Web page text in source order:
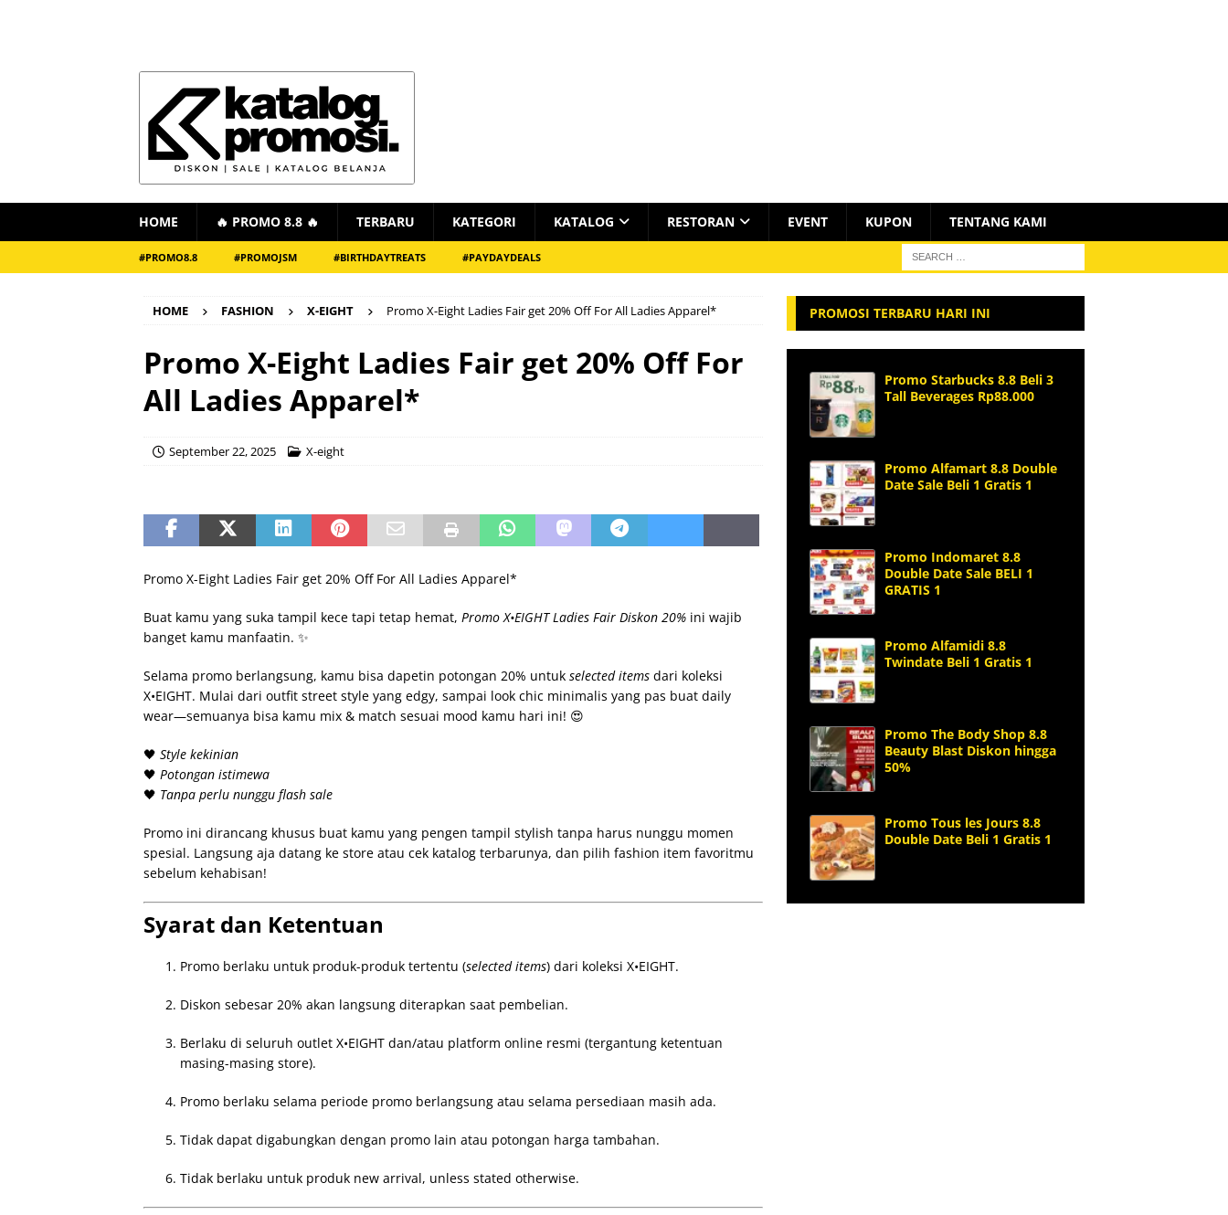
HOME 🔥 PROMO 8.8 🔥 TERBARU KATEGORI KATALOG RESTORAN EVENT KUPON TENTANG KAMI
#PROMO8.8 #PROMOJSM #BIRTHDAYTREATS #PAYDAYDEALS
HOME FASHION X-EIGHT Promo X-Eight Ladies Fair get 20% Off For All Ladies Apparel*
Promo X-Eight Ladies Fair get 20% Off For
All Ladies Apparel*
September 22, 2025 X-eight
Promo X-Eight Ladies Fair get 20% Off For All Ladies Apparel*
Buat kamu yang suka tampil kece tapi tetap hemat, Promo X•EIGHT Ladies Fair Diskon 20% ini wajib
banget kamu manfaatin. ✨
Selama promo berlangsung, kamu bisa dapetin potongan 20% untuk selected items dari koleksi
X•EIGHT. Mulai dari outfit street style yang edgy, sampai look chic minimalis yang pas buat daily
wear—semuanya bisa kamu mix & match sesuai mood kamu hari ini! 😍
🖤 Style kekinian
🖤 Potongan istimewa
🖤 Tanpa perlu nunggu flash sale
Promo ini dirancang khusus buat kamu yang pengen tampil stylish tanpa harus nunggu momen
spesial. Langsung aja datang ke store atau cek katalog terbarunya, dan pilih fashion item favoritmu
sebelum kehabisan!
Syarat dan Ketentuan
Promo berlaku untuk produk-produk tertentu (selected items) dari koleksi X•EIGHT.
Diskon sebesar 20% akan langsung diterapkan saat pembelian.
Berlaku di seluruh outlet X•EIGHT dan/atau platform online resmi (tergantung ketentuan
masing-masing store).
Promo berlaku selama periode promo berlangsung atau selama persediaan masih ada.
Tidak dapat digabungkan dengan promo lain atau potongan harga tambahan.
Tidak berlaku untuk produk new arrival, unless stated otherwise.
PROMOSI TERBARU HARI INI
Promo Starbucks 8.8 Beli 3
Tall Beverages Rp88.000
Promo Alfamart 8.8 Double
Date Sale Beli 1 Gratis 1
Promo Indomaret 8.8
Double Date Sale BELI 1
GRATIS 1
Promo Alfamidi 8.8
Twindate Beli 1 Gratis 1
Promo The Body Shop 8.8
Beauty Blast Diskon hingga
50%
Promo Tous les Jours 8.8
Double Date Beli 1 Gratis 1